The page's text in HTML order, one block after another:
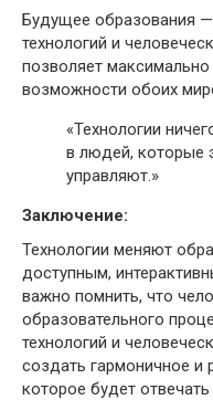
Будущее образования —
технологий и
позволяет
возможности обоих
«Технологии
в людей, которые
управляют.»
Заключение:
Технологии меняют
доступным,
важно помнить, что
образовательного
технологий и
создать гармоничное и
которое будет